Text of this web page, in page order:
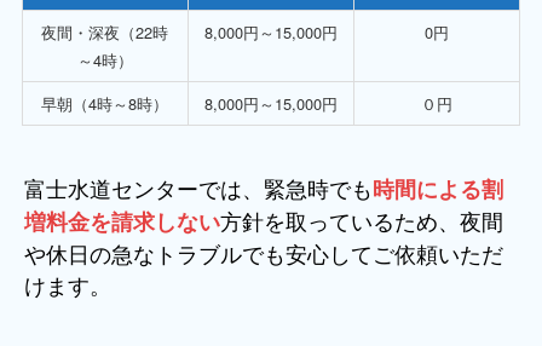
夜間・深夜（22時
～4時）
8,000円～15,000円 0円
早朝（4時～8時） 8,000円～15,000円 ０円
富士水道センターでは、緊急時でも時間による割
増料金を請求しない方針を取っているため、夜間
や休日の急なトラブルでも安心してご依頼いただ
けます。